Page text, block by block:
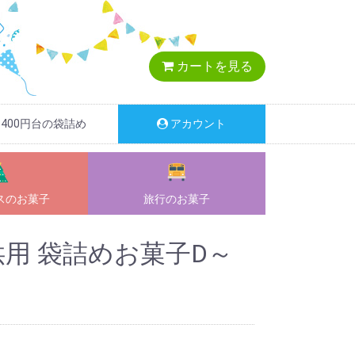
カートを見る
400円台の袋詰め アカウント
のお菓子 旅行のお菓子
袋詰めお菓子D～